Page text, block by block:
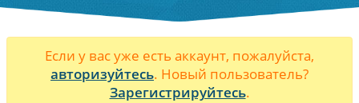
Если у вас уже есть аккаунт, пожалуйста,
авторизуйтесь. Новый пользователь?
Зарегистрируйтесь.